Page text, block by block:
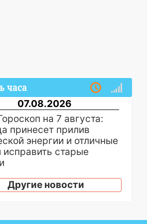
часа
07.08.2026
на 7 августа:
принесет прилив
энергии и отличные
старые
06.08.2026
погоды на 7
Другие новости